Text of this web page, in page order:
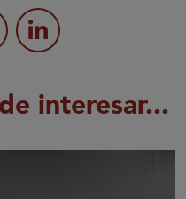
interesar...